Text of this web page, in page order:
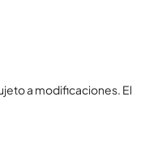
a modificaciones. El